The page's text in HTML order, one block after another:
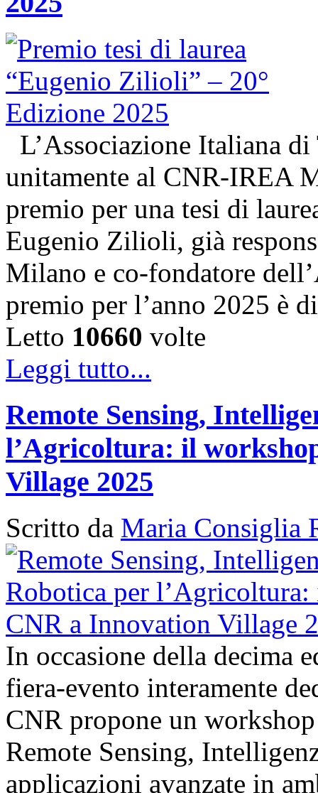
L’Associazione Italiana
unitamente al CNR-IREA
premio per una tesi di
Eugenio Zilioli, già
Milano e co-fondatore
premio per l’anno 2025 è
Letto 10660 volte
Leggi tutto...
Remote Sensing,
l’Agricoltura: il
Village 2025
Scritto da Maria Consiglia
In occasione della decima
fiera-evento interamente
CNR propone un
Remote Sensing,
applicazioni avanzate in